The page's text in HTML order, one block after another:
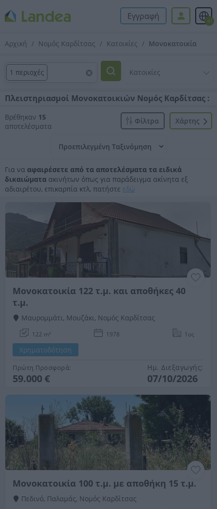
Εγγραφή el
Αρχική Νομός Καρδίτσας Κατοικίες Μονοκατοικία
1 περιοχές
Πλειστηριασμοί Μονοκατοικιών Νομός Καρδίτσας :
Βρέθηκαν 15
αποτελέσματα
Xάρτης
Φίλτρα
Για να αφαιρέσετε από τα αποτελέσματα τα ειδικά
δικαιώματα ακινήτων όπως για παράδειγμα ακίνητα εξ
αδιαιρέτου, επικαρπία κτλ, πατήστε εδώ
Μονοκατοικία 122 τ.μ. και αποθήκες 40
τ.μ.
Μαυρομμάτι, Μουζάκι, Νομός Καρδίτσας
122 m² 1978 1ος
Χρηματοδότηση
Πρώτη Προσφορά:
59.000 €
Ημ. Διεξαγωγής:
07/10/2026
Μονοκατοικία 100 τ.μ. με αποθήκη 15 τ.μ.
Πεδινό, Παλαμάς, Νομός Καρδίτσας